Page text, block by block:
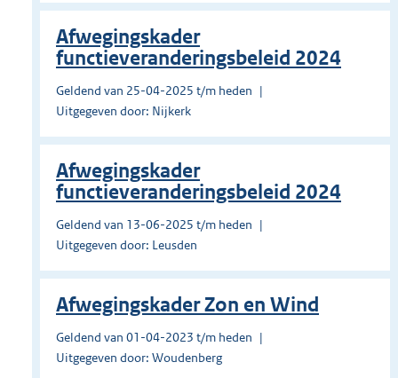
Afwegingskader
functieveranderingsbeleid 2024
Geldend van 25-04-2025 t/m heden
Uitgegeven door: Nijkerk
Afwegingskader
functieveranderingsbeleid 2024
Geldend van 13-06-2025 t/m heden
Uitgegeven door: Leusden
Afwegingskader Zon en Wind
Geldend van 01-04-2023 t/m heden
Uitgegeven door: Woudenberg